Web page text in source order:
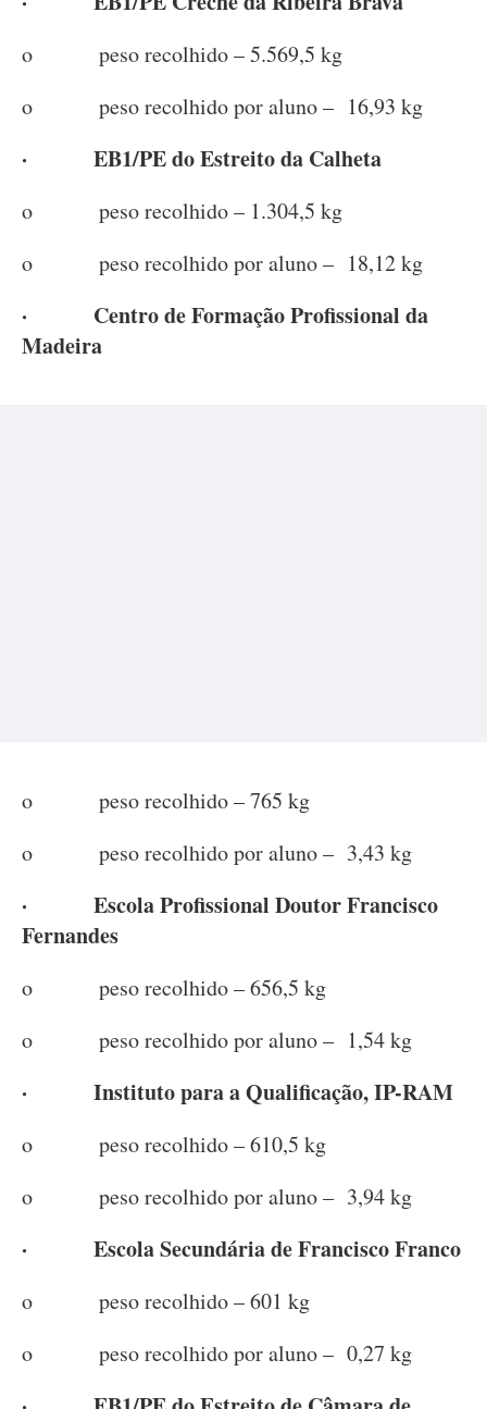
o peso recolhido – 5.569,5 kg
o peso recolhido por aluno – 16,93 kg
· EB1/PE do Estreito da Calheta
o peso recolhido – 1.304,5 kg
o peso recolhido por aluno – 18,12 kg
· Centro de Formação Profissional da
Madeira
o peso recolhido – 765 kg
o peso recolhido por aluno – 3,43 kg
· Escola Profissional Doutor Francisco
Fernandes
o peso recolhido – 656,5 kg
o peso recolhido por aluno – 1,54 kg
· Instituto para a Qualificação, IP-RAM
o peso recolhido – 610,5 kg
o peso recolhido por aluno – 3,94 kg
· Escola Secundária de Francisco Franco
o peso recolhido – 601 kg
o peso recolhido por aluno – 0,27 kg